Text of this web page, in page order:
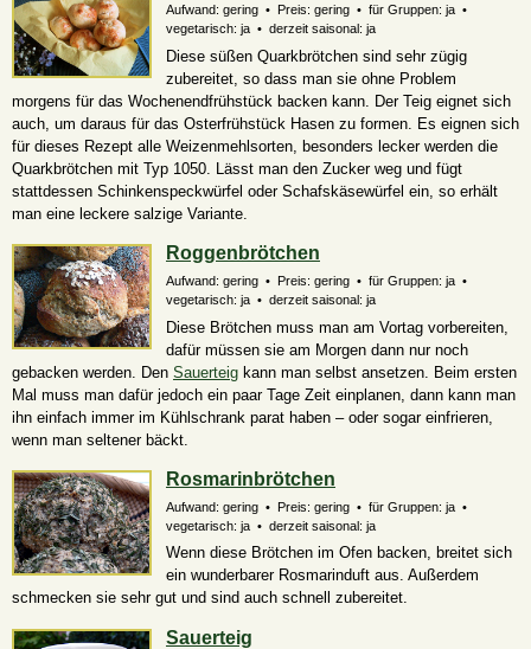
Aufwand: gering • Preis: gering • für Gruppen: ja •
vegetarisch: ja • derzeit saisonal: ja
Diese süßen Quarkbrötchen sind sehr zügig
zubereitet, so dass man sie ohne Problem
morgens für das Wochenendfrühstück backen kann. Der Teig eignet sich
auch, um daraus für das Osterfrühstück Hasen zu formen. Es eignen sich
für dieses Rezept alle Weizenmehlsorten, besonders lecker werden die
Quarkbrötchen mit Typ 1050. Lässt man den Zucker weg und fügt
stattdessen Schinkenspeckwürfel oder Schafskäsewürfel ein, so erhält
man eine leckere salzige Variante.
Roggenbrötchen
Aufwand: gering • Preis: gering • für Gruppen: ja •
vegetarisch: ja • derzeit saisonal: ja
Diese Brötchen muss man am Vortag vorbereiten,
dafür müssen sie am Morgen dann nur noch
gebacken werden. Den Sauerteig kann man selbst ansetzen. Beim ersten
Mal muss man dafür jedoch ein paar Tage Zeit einplanen, dann kann man
ihn einfach immer im Kühlschrank parat haben – oder sogar einfrieren,
wenn man seltener bäckt.
Rosmarinbrötchen
Aufwand: gering • Preis: gering • für Gruppen: ja •
vegetarisch: ja • derzeit saisonal: ja
Wenn diese Brötchen im Ofen backen, breitet sich
ein wunderbarer Rosmarinduft aus. Außerdem
schmecken sie sehr gut und sind auch schnell zubereitet.
Sauerteig